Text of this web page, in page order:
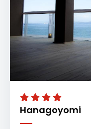
Hanagoyomi